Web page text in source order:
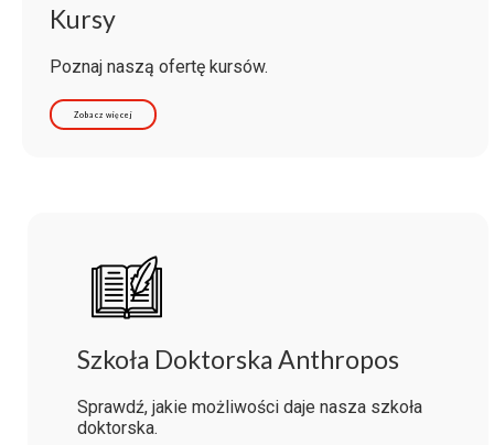
Kursy
Poznaj naszą ofertę kursów.
Zobacz więcej
Szkoła Doktorska Anthropos
Sprawdź, jakie możliwości daje nasza szkoła
doktorska.